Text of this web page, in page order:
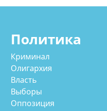
Политика
Криминал
Олигархия
Власть
Выборы
Оппозиция